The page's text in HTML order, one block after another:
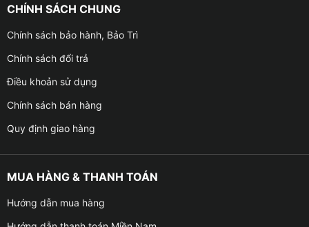
CHÍNH SÁCH CHUNG
Chính sách bảo hành, Bảo Trì
Chính sách đổi trả
Điều khoản sử dụng
Chính sách bán hàng
Quy định giao hàng
MUA HÀNG & THANH TOÁN
Hướng dẫn mua hàng